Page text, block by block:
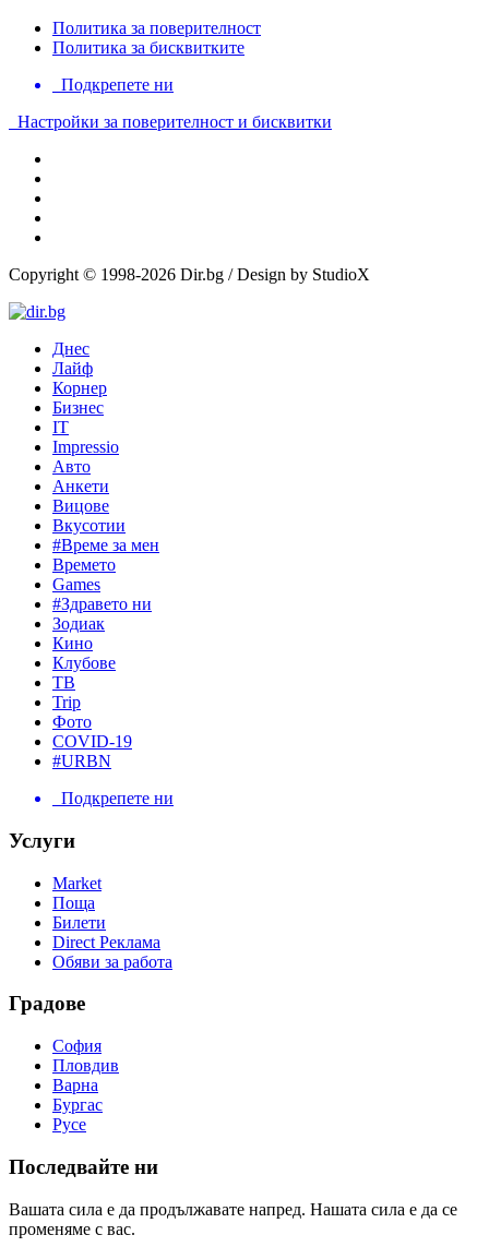
Политика за поверителност
Политика за бисквитките
Подкрепете ни
Настройки за поверителност и бисквитки
Copyright © 1998-2026 Dir.bg / Design by StudioX
Днес
Лайф
Корнер
Бизнес
IT
Impressio
Авто
Анкети
Вицове
Вкусотии
#Време за мен
Времето
Games
#Здравето ни
Зодиак
Кино
Клубове
ТВ
Trip
Фото
COVID-19
#URBN
Подкрепете ни
Услуги
Market
Поща
Билети
Direct Реклама
Обяви за работа
Градове
София
Пловдив
Варна
Бургас
Русе
Последвайте ни
Вашата сила е да продължавате напред. Нашата сила е да се
променяме с вас.